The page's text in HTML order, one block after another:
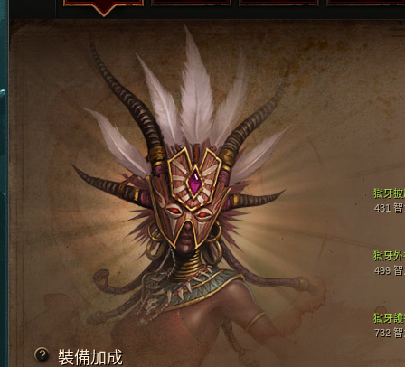
獄牙外
499 智
獄牙護
732 智
獄牙披
431 智
裝備加成